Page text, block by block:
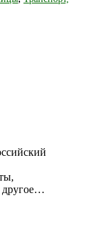
другое…